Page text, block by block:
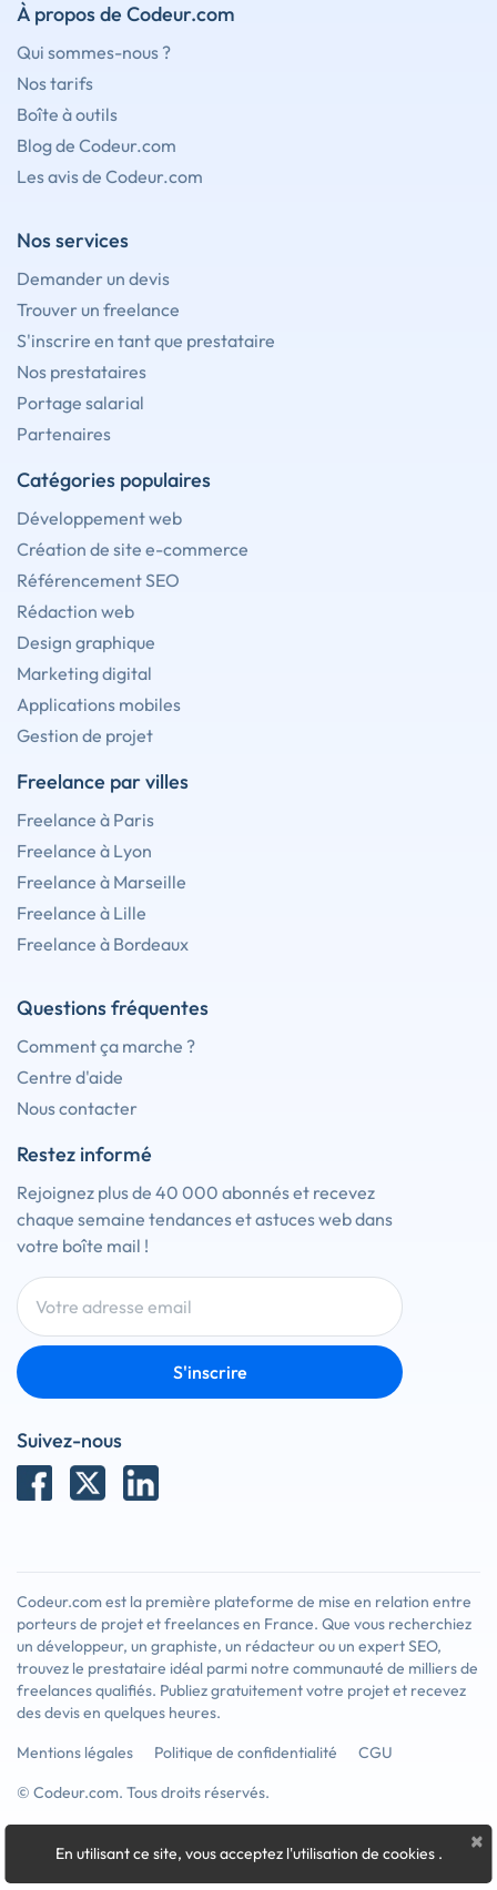
À propos de Codeur.com
Qui sommes-nous ?
Nos tarifs
Boîte à outils
Blog de Codeur.com
Les avis de Codeur.com
Nos services
Demander un devis
Trouver un freelance
S'inscrire en tant que prestataire
Nos prestataires
Portage salarial
Partenaires
Catégories populaires
Développement web
Création de site e-commerce
Référencement SEO
Rédaction web
Design graphique
Marketing digital
Applications mobiles
Gestion de projet
Freelance par villes
Freelance à Paris
Freelance à Lyon
Freelance à Marseille
Freelance à Lille
Freelance à Bordeaux
Questions fréquentes
Comment ça marche ?
Centre d'aide
Nous contacter
Restez informé
Rejoignez plus de 40 000 abonnés et recevez
chaque semaine tendances et astuces web dans
votre boîte mail !
S'inscrire
Suivez-nous
Codeur.com est la première plateforme de mise en relation entre
porteurs de projet et freelances en France. Que vous recherchiez
un développeur, un graphiste, un rédacteur ou un expert SEO,
trouvez le prestataire idéal parmi notre communauté de milliers de
freelances qualifiés. Publiez gratuitement votre projet et recevez
des devis en quelques heures.
Mentions légales
Politique de confidentialité
CGU
© Codeur.com. Tous droits réservés.
×
En utilisant ce site, vous acceptez l'utilisation de cookies .